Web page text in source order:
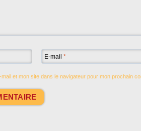
E-mail *
et mon site dans le navigateur pour mon prochain